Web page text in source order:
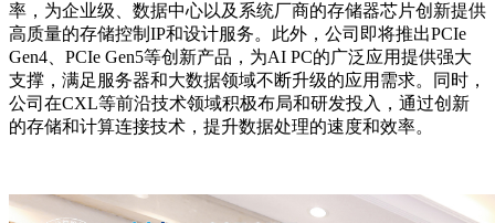
率，为企业级、数据中心以及系统厂商的存储器芯片创新提供
高质量的存储控制IP和设计服务。此外，公司即将推出PCIe
Gen4、PCIe Gen5等创新产品，为AI PC的广泛应用提供强大
支撑，满足服务器和大数据领域不断升级的应用需求。同时，
公司在CXL等前沿技术领域积极布局和研发投入，通过创新
的存储和计算连接技术，提升数据处理的速度和效率。